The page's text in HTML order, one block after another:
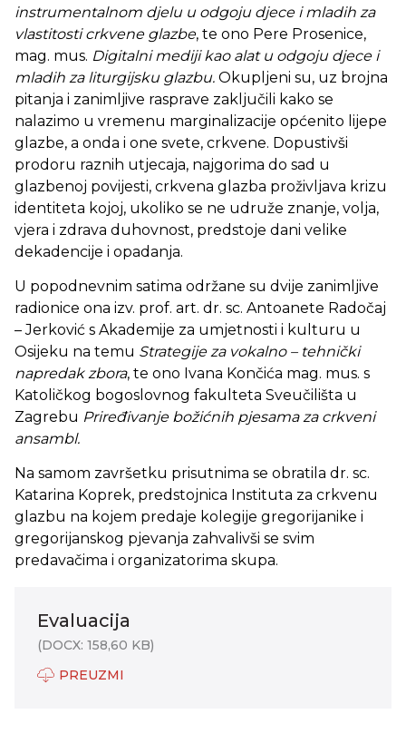
instrumentalnom djelu u odgoju djece i mladih za
vlastitosti crkvene glazbe, te ono Pere Prosenice,
mag. mus. Digitalni mediji kao alat u odgoju djece i
mladih za liturgijsku glazbu. Okupljeni su, uz brojna
pitanja i zanimljive rasprave zaključili kako se
nalazimo u vremenu marginalizacije općenito lijepe
glazbe, a onda i one svete, crkvene. Dopustivši
prodoru raznih utjecaja, najgorima do sad u
glazbenoj povijesti, crkvena glazba proživljava krizu
identiteta kojoj, ukoliko se ne udruže znanje, volja,
vjera i zdrava duhovnost, predstoje dani velike
dekadencije i opadanja.
U popodnevnim satima održane su dvije zanimljive
radionice ona izv. prof. art. dr. sc. Antoanete Radočaj
– Jerković s Akademije za umjetnosti i kulturu u
Osijeku na temu Strategije za vokalno – tehnički
napredak zbora, te ono Ivana Končića mag. mus. s
Katoličkog bogoslovnog fakulteta Sveučilišta u
Zagrebu Priređivanje božićnih pjesama za crkveni
ansambl.
Na samom završetku prisutnima se obratila dr. sc.
Katarina Koprek, predstojnica Instituta za crkvenu
glazbu na kojem predaje kolegije gregorijanike i
gregorijanskog pjevanja zahvalivši se svim
predavačima i organizatorima skupa.
Evaluacija
(DOCX: 158,60 KB)
PREUZMI